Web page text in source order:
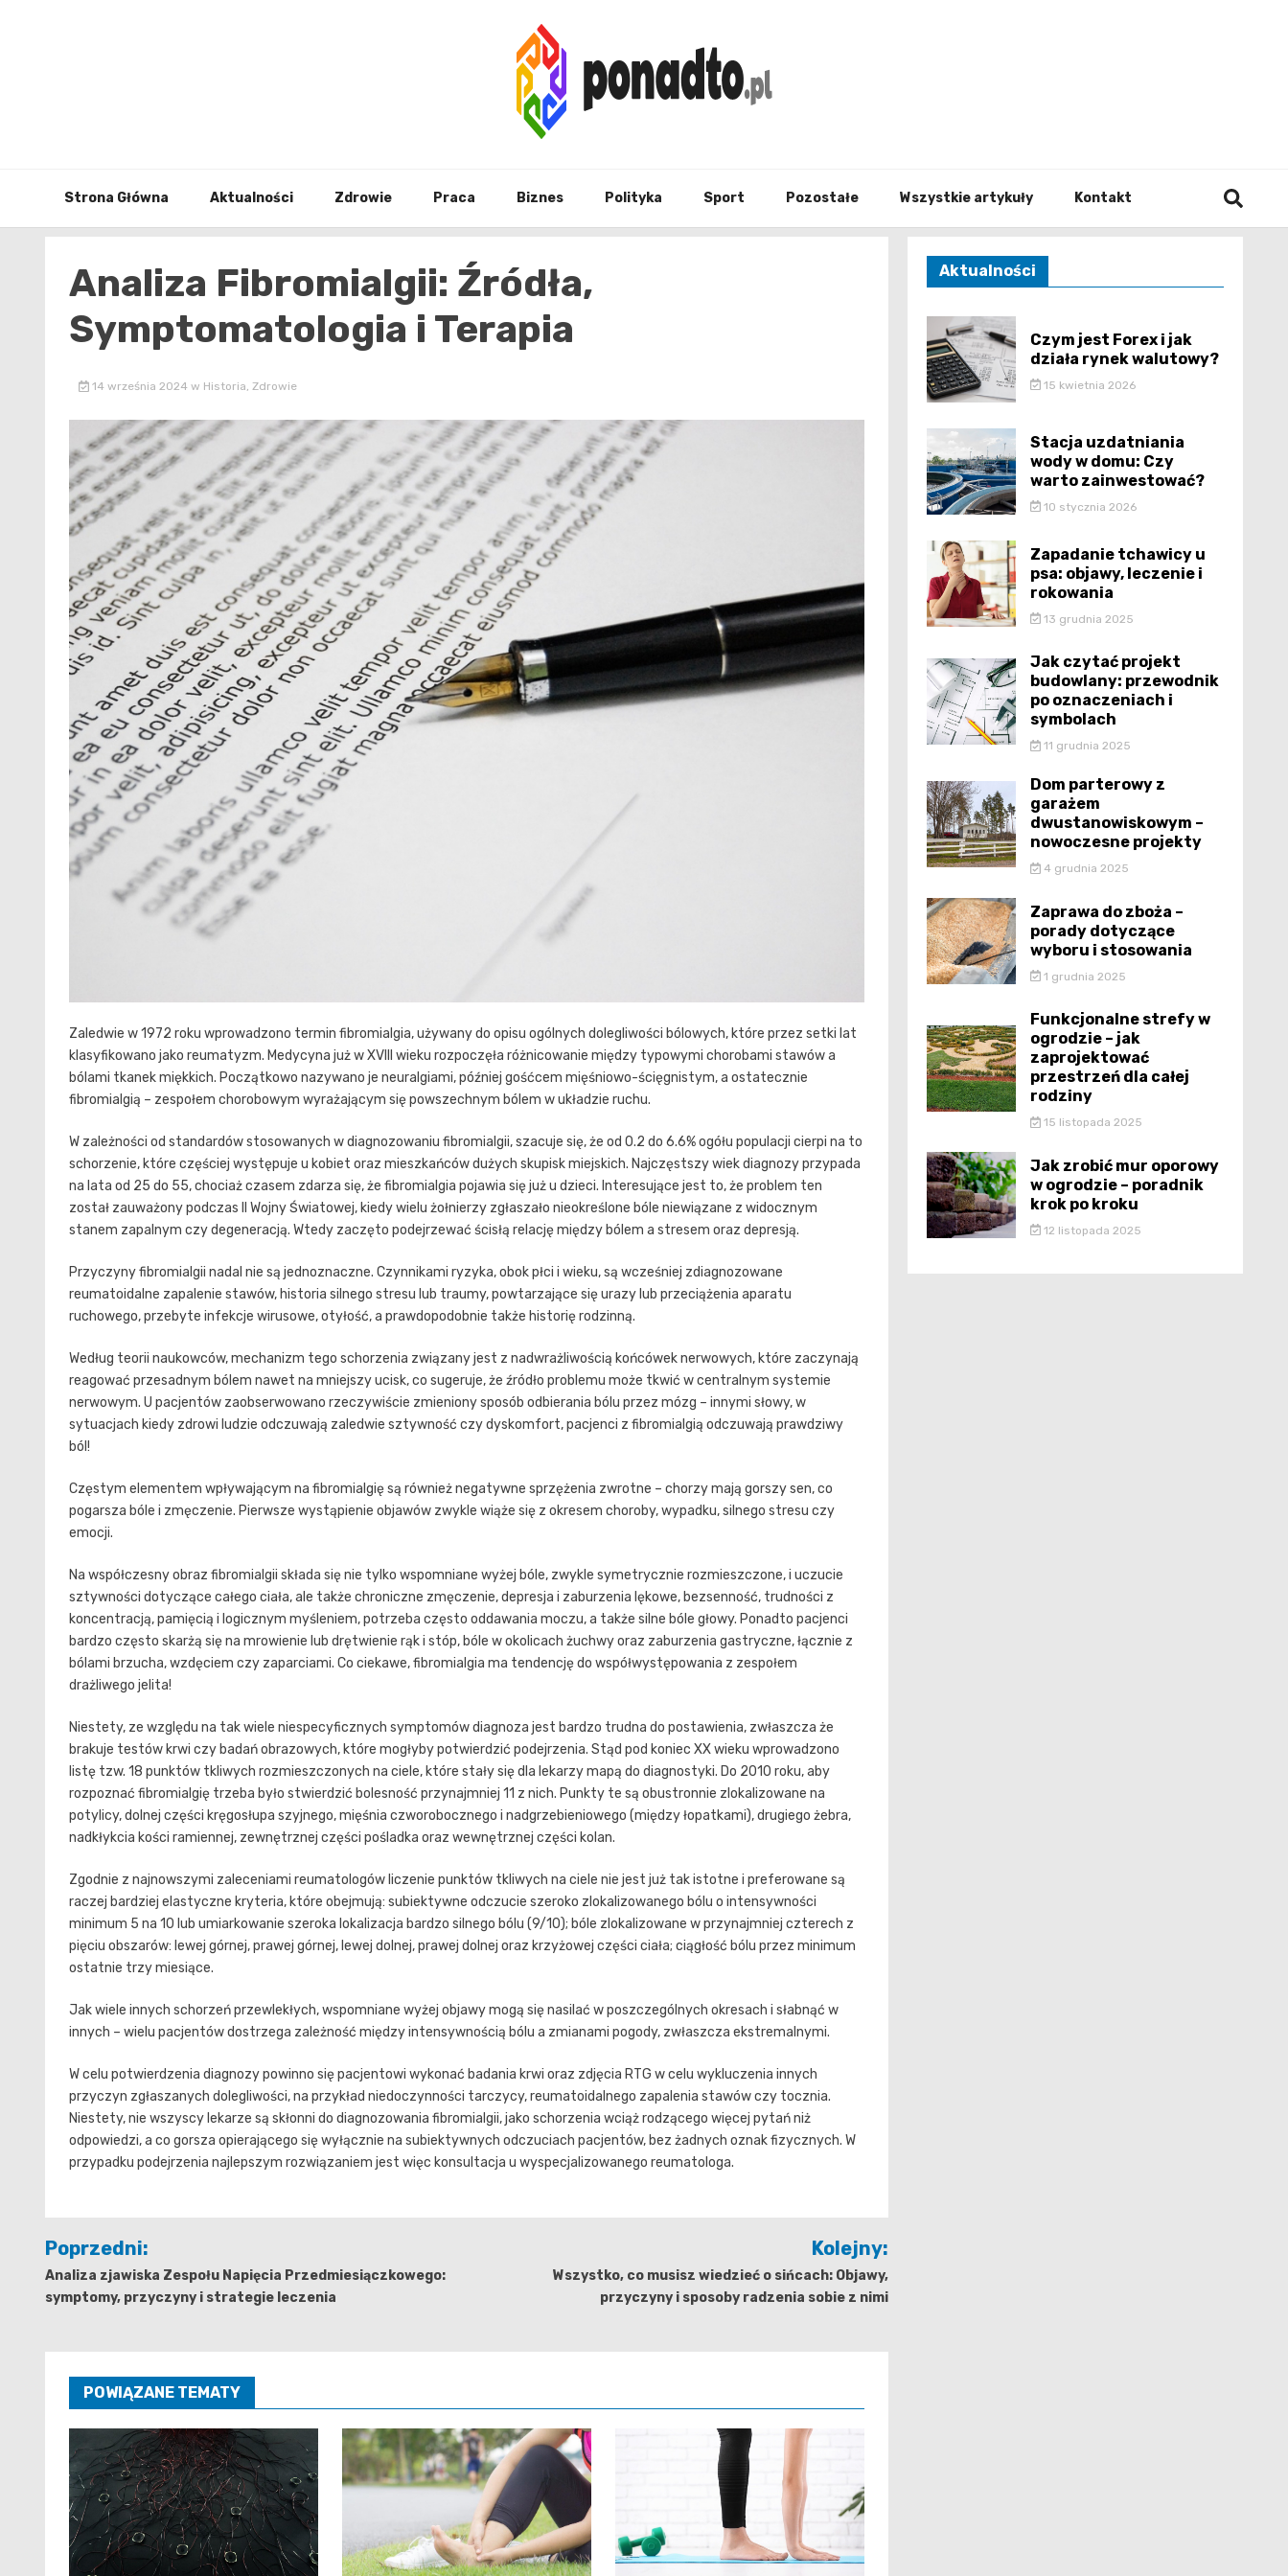
ponadto.pl
Strona Główna Aktualności Zdrowie Praca Biznes Polityka Sport Pozostałe Wszystkie artykuły Kontakt
Analiza Fibromialgii: Źródła,
Symptomatologia i Terapia
14 września 2024 w Historia, Zdrowie
Zaledwie w 1972 roku wprowadzono termin fibromialgia, używany do opisu ogólnych dolegliwości bólowych, które przez setki lat
klasyfikowano jako reumatyzm. Medycyna już w XVIII wieku rozpoczęła różnicowanie między typowymi chorobami stawów a
bólami tkanek miękkich. Początkowo nazywano je neuralgiami, później gośćcem mięśniowo-ścięgnistym, a ostatecznie
fibromialgią – zespołem chorobowym wyrażającym się powszechnym bólem w układzie ruchu.
W zależności od standardów stosowanych w diagnozowaniu fibromialgii, szacuje się, że od 0.2 do 6.6% ogółu populacji cierpi na to
schorzenie, które częściej występuje u kobiet oraz mieszkańców dużych skupisk miejskich. Najczęstszy wiek diagnozy przypada
na lata od 25 do 55, chociaż czasem zdarza się, że fibromialgia pojawia się już u dzieci. Interesujące jest to, że problem ten
został zauważony podczas II Wojny Światowej, kiedy wielu żołnierzy zgłaszało nieokreślone bóle niewiązane z widocznym
stanem zapalnym czy degeneracją. Wtedy zaczęto podejrzewać ścisłą relację między bólem a stresem oraz depresją.
Przyczyny fibromialgii nadal nie są jednoznaczne. Czynnikami ryzyka, obok płci i wieku, są wcześniej zdiagnozowane
reumatoidalne zapalenie stawów, historia silnego stresu lub traumy, powtarzające się urazy lub przeciążenia aparatu
ruchowego, przebyte infekcje wirusowe, otyłość, a prawdopodobnie także historię rodzinną.
Według teorii naukowców, mechanizm tego schorzenia związany jest z nadwrażliwością końcówek nerwowych, które zaczynają
reagować przesadnym bólem nawet na mniejszy ucisk, co sugeruje, że źródło problemu może tkwić w centralnym systemie
nerwowym. U pacjentów zaobserwowano rzeczywiście zmieniony sposób odbierania bólu przez mózg – innymi słowy, w
sytuacjach kiedy zdrowi ludzie odczuwają zaledwie sztywność czy dyskomfort, pacjenci z fibromialgią odczuwają prawdziwy
ból!
Częstym elementem wpływającym na fibromialgię są również negatywne sprzężenia zwrotne – chorzy mają gorszy sen, co
pogarsza bóle i zmęczenie. Pierwsze wystąpienie objawów zwykle wiąże się z okresem choroby, wypadku, silnego stresu czy
emocji.
Na współczesny obraz fibromialgii składa się nie tylko wspomniane wyżej bóle, zwykle symetrycznie rozmieszczone, i uczucie
sztywności dotyczące całego ciała, ale także chroniczne zmęczenie, depresja i zaburzenia lękowe, bezsenność, trudności z
koncentracją, pamięcią i logicznym myśleniem, potrzeba często oddawania moczu, a także silne bóle głowy. Ponadto pacjenci
bardzo często skarżą się na mrowienie lub drętwienie rąk i stóp, bóle w okolicach żuchwy oraz zaburzenia gastryczne, łącznie z
bólami brzucha, wzdęciem czy zaparciami. Co ciekawe, fibromialgia ma tendencję do współwystępowania z zespołem
drażliwego jelita!
Niestety, ze względu na tak wiele niespecyficznych symptomów diagnoza jest bardzo trudna do postawienia, zwłaszcza że
brakuje testów krwi czy badań obrazowych, które mogłyby potwierdzić podejrzenia. Stąd pod koniec XX wieku wprowadzono
listę tzw. 18 punktów tkliwych rozmieszczonych na ciele, które stały się dla lekarzy mapą do diagnostyki. Do 2010 roku, aby
rozpoznać fibromialgię trzeba było stwierdzić bolesność przynajmniej 11 z nich. Punkty te są obustronnie zlokalizowane na
potylicy, dolnej części kręgosłupa szyjnego, mięśnia czworobocznego i nadgrzebieniowego (między łopatkami), drugiego żebra,
nadkłykcia kości ramiennej, zewnętrznej części pośladka oraz wewnętrznej części kolan.
Zgodnie z najnowszymi zaleceniami reumatologów liczenie punktów tkliwych na ciele nie jest już tak istotne i preferowane są
raczej bardziej elastyczne kryteria, które obejmują: subiektywne odczucie szeroko zlokalizowanego bólu o intensywności
minimum 5 na 10 lub umiarkowanie szeroka lokalizacja bardzo silnego bólu (9/10); bóle zlokalizowane w przynajmniej czterech z
pięciu obszarów: lewej górnej, prawej górnej, lewej dolnej, prawej dolnej oraz krzyżowej części ciała; ciągłość bólu przez minimum
ostatnie trzy miesiące.
Jak wiele innych schorzeń przewlekłych, wspomniane wyżej objawy mogą się nasilać w poszczególnych okresach i słabnąć w
innych – wielu pacjentów dostrzega zależność między intensywnością bólu a zmianami pogody, zwłaszcza ekstremalnymi.
W celu potwierdzenia diagnozy powinno się pacjentowi wykonać badania krwi oraz zdjęcia RTG w celu wykluczenia innych
przyczyn zgłaszanych dolegliwości, na przykład niedoczynności tarczycy, reumatoidalnego zapalenia stawów czy tocznia.
Niestety, nie wszyscy lekarze są skłonni do diagnozowania fibromialgii, jako schorzenia wciąż rodzącego więcej pytań niż
odpowiedzi, a co gorsza opierającego się wyłącznie na subiektywnych odczuciach pacjentów, bez żadnych oznak fizycznych. W
przypadku podejrzenia najlepszym rozwiązaniem jest więc konsultacja u wyspecjalizowanego reumatologa.
Nawigacja
wpisu
Poprzedni:
Analiza zjawiska Zespołu Napięcia Przedmiesiączkowego:
symptomy, przyczyny i strategie leczenia
Kolejny:
Wszystko, co musisz wiedzieć o sińcach: Objawy,
przyczyny i sposoby radzenia sobie z nimi
POWIĄZANE TEMATY
Aktualności
Czym jest Forex i jak
działa rynek walutowy?
15 kwietnia 2026
Stacja uzdatniania
wody w domu: Czy
warto zainwestować?
10 stycznia 2026
Zapadanie tchawicy u
psa: objawy, leczenie i
rokowania
13 grudnia 2025
Jak czytać projekt
budowlany: przewodnik
po oznaczeniach i
symbolach
11 grudnia 2025
Dom parterowy z
garażem
dwustanowiskowym –
nowoczesne projekty
4 grudnia 2025
Zaprawa do zboża –
porady dotyczące
wyboru i stosowania
1 grudnia 2025
Funkcjonalne strefy w
ogrodzie – jak
zaprojektować
przestrzeń dla całej
rodziny
15 listopada 2025
Jak zrobić mur oporowy
w ogrodzie – poradnik
krok po kroku
12 listopada 2025